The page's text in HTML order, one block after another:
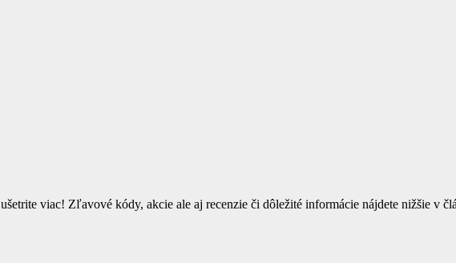
viac! Zľavové kódy, akcie ale aj recenzie či dôležité informácie nájdete nižšie v